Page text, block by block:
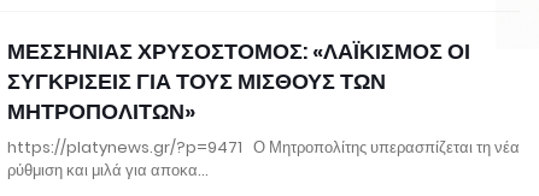
ΜΕΣΣΗΝΙΑΣ ΧΡΥΣΟΣΤΟΜΟΣ: «ΛΑΪΚΙΣΜΟΣ ΟΙ
ΣΥΓΚΡΙΣΕΙΣ ΓΙΑ ΤΟΥΣ ΜΙΣΘΟΥΣ ΤΩΝ
ΜΗΤΡΟΠΟΛΙΤΩΝ»
https://platynews.gr/?p=9471 Ο Μητροπολίτης υπερασπίζεται τη νέα
ρύθμιση και μιλά για αποκα…